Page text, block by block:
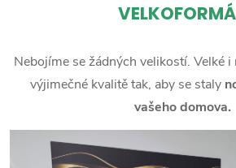
Nebojíme se žádných velikostí. Velké
výjimečné kvalitě tak, aby se staly
vašeho domova.